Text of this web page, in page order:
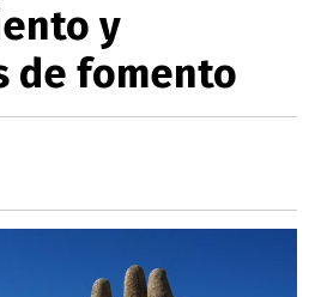
y
de fomento